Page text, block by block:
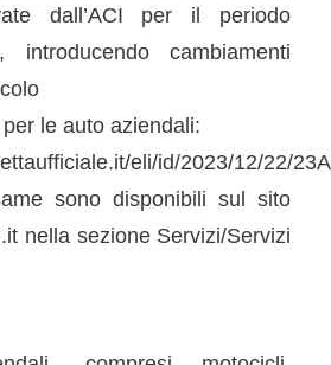
dall’ACI per il periodo
introducendo cambiamenti
le auto aziendali:
eli/id/2023/12/22/
sono disponibili sul sito
nella sezione Servizi/Servizi